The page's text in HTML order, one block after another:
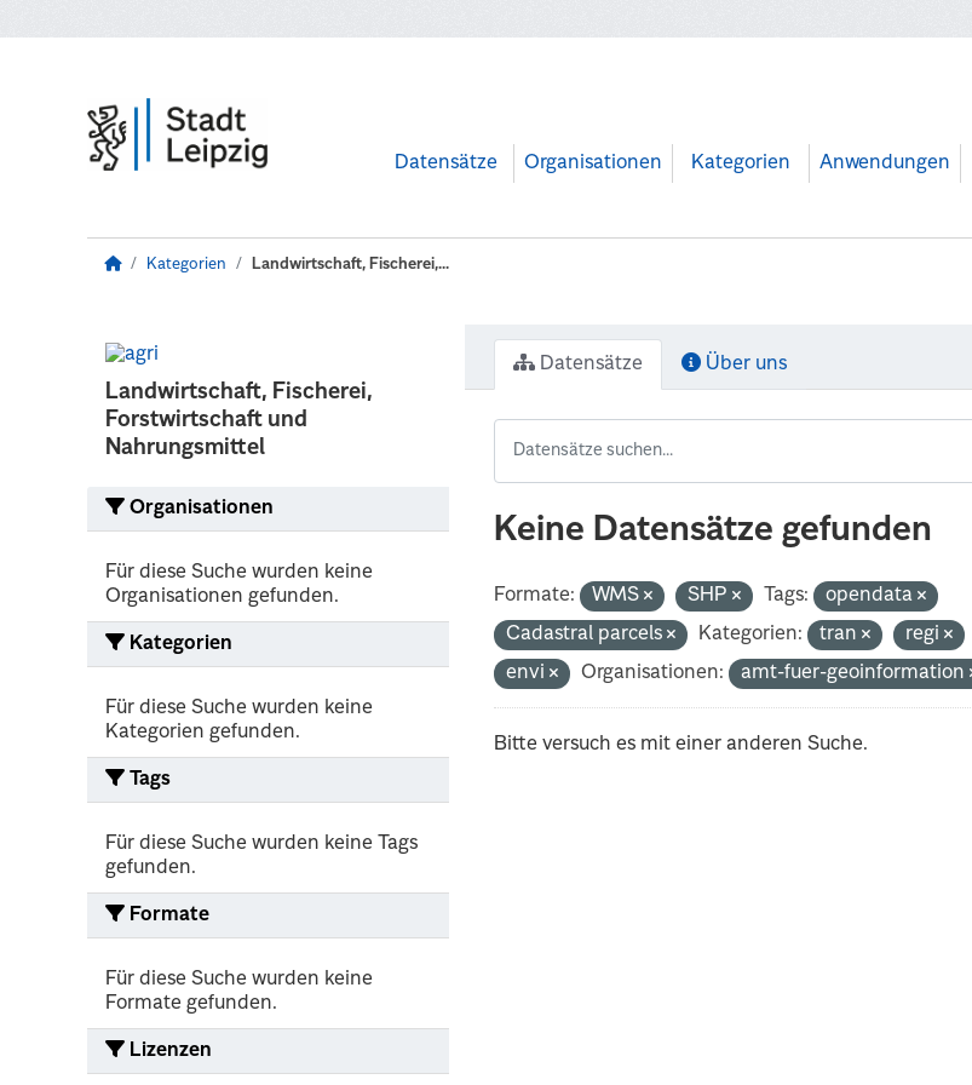
Datensätze Organisationen Kategorien Anwendungen
Kategorien Landwirtschaft, Fischerei,...
Landwirtschaft, Fischerei,
Forstwirtschaft und
Nahrungsmittel
Organisationen
Für diese Suche wurden keine
Organisationen gefunden.
Kategorien
Für diese Suche wurden keine
Kategorien gefunden.
Tags
Für diese Suche wurden keine Tags
gefunden.
Formate
Für diese Suche wurden keine
Formate gefunden.
Lizenzen
Datensätze Über uns
Keine Datensätze gefunden
Formate: WMS SHP Tags:
opendata
Cadastral parcels
Kategorien: tran regi
envi
Organisationen: amt-fuer-geoinformation
Bitte versuch es mit einer anderen Suche.